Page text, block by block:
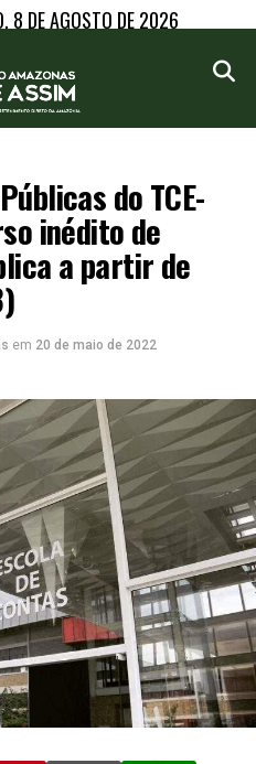
8 DE AGOSTO DE 2026
do TCE-
inédito de
a partir de
em 20 de maio de 2022